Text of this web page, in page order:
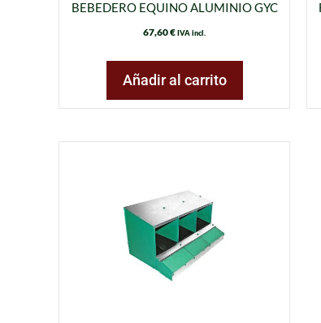
BEBEDERO EQUINO ALUMINIO GYC
67,60€IVA incl.
Añadir al carrito